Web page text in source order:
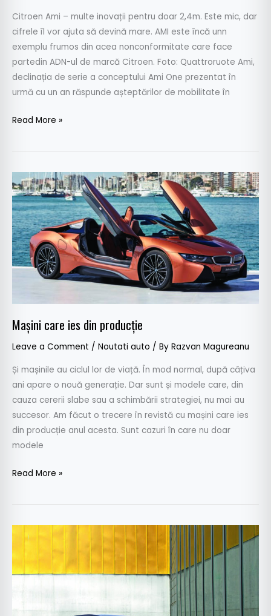
Citroen Ami – multe inovații pentru doar 2,4m. Este mic, dar
cifrele îl vor ajuta să devină mare. AMI este încă unn
exemplu frumos din acea nonconformitate care face
partedin ADN-ul de marcă Citroen. Foto: Quattroruote Ami,
declinația de serie a conceptului Ami One prezentat în
urmă cu un an răspunde așteptărilor de mobilitate în
Read More »
Mașini care ies din producție
Leave a Comment / Noutati auto / By Razvan Magureanu
Și mașinile au ciclul lor de viață. În mod normal, după câțiva
ani apare o nouă generație. Dar sunt și modele care, din
cauza cererii slabe sau a schimbării strategiei, nu mai au
succesor. Am făcut o trecere în revistă cu mașini care ies
din producție anul acesta. Sunt cazuri în care nu doar
modele
Mașini
care
ies
din
producție
Read More »
Proiecte
C4
toamna